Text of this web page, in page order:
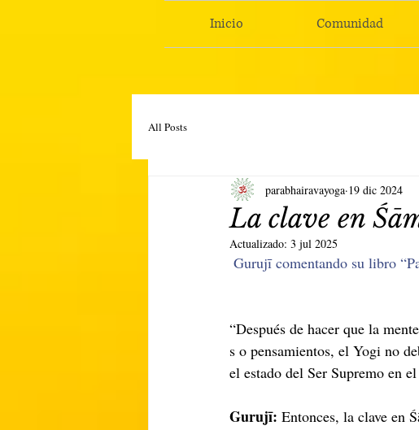
Inicio Comunidad
All Posts
La clave en
parabhairavayoga 19 dic 2024
Actualizado: 3 jul 2025
Gurujī comentando su libro
“Después de hacer que la
s o pensamientos, el Yogi no
el estado del Ser Supremo en
Gurujī: Entonces, la clave en